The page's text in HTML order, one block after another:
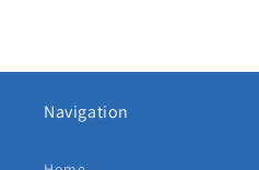
Navigation